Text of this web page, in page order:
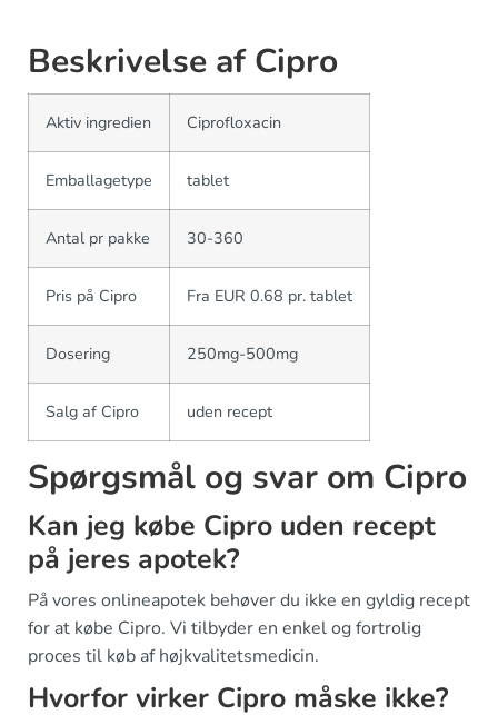
Beskrivelse af Cipro
Aktiv ingredien Ciprofloxacin
Emballagetype tablet
Antal pr pakke 30-360
Pris på Cipro Fra EUR 0.68 pr. tablet
Dosering 250mg-500mg
Salg af Cipro uden recept
Spørgsmål og svar om Cipro
Kan jeg købe Cipro uden recept
på jeres apotek?
På vores onlineapotek behøver du ikke en gyldig recept
for at købe Cipro. Vi tilbyder en enkel og fortrolig
proces til køb af højkvalitetsmedicin.
Hvorfor virker Cipro måske ikke?